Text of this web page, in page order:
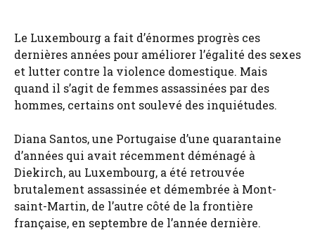
Le Luxembourg a fait d’énormes progrès ces
dernières années pour améliorer l’égalité des sexes
et lutter contre la violence domestique. Mais
quand il s’agit de femmes assassinées par des
hommes, certains ont soulevé des inquiétudes.
Diana Santos, une Portugaise d’une quarantaine
d’années qui avait récemment déménagé à
Diekirch, au Luxembourg, a été retrouvée
brutalement assassinée et démembrée à Mont-
saint-Martin, de l’autre côté de la frontière
française, en septembre de l’année dernière.